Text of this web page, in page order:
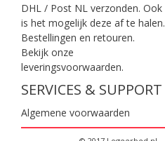
DHL / Post NL verzonden. Ook
is het mogelijk deze af te halen.
Bestellingen en retouren.
Bekijk onze
leveringsvoorwaarden.
SERVICES & SUPPORT
Algemene voorwaarden